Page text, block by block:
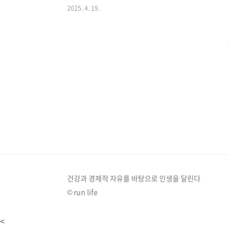
린이날'이 아니라, 아이들의 눈이 반짝이는 '특별한 홈
2025. 4. 19.
건강과 경제적 자유를 바탕으로 인생을 달린다
© run life
<